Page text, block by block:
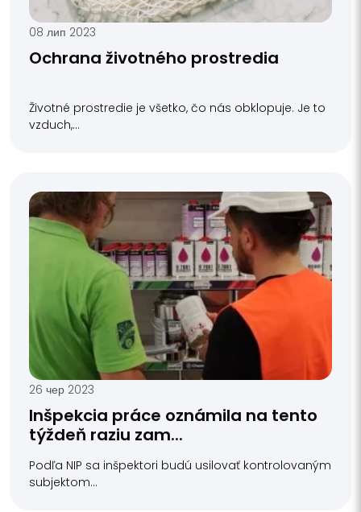
08 лип 2023
Ochrana životného prostredia
Životné prostredie je všetko, čo nás obklopuje. Je to
vzduch,...
26 чер 2023
Inšpekcia práce oznámila na tento
týždeň raziu zam...
Podľa NIP sa inšpektori budú usilovať kontrolovaným
subjektom...